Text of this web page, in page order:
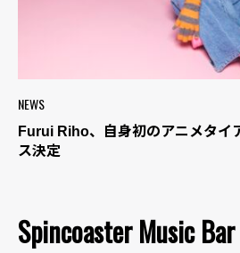
NEWS
Furui Riho、自身初のアニメタイ
ス決定
Spincoaster Music